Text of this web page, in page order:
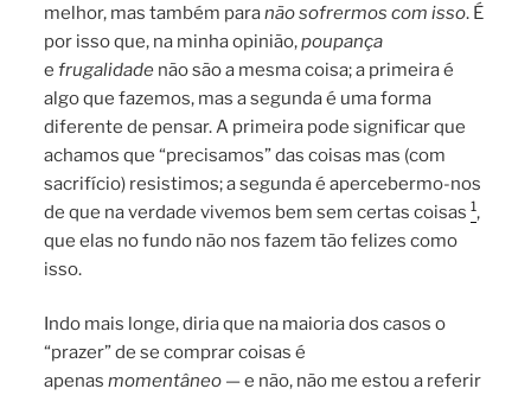
melhor, mas também paranão sofrermos com isso. É
por isso que, na minha opinião,poupança
efrugalidade não são a mesma coisa; a primeira é
algo que fazemos, mas a segunda é uma forma
diferente de pensar. A primeira pode significar que
achamos que “precisamos” das coisas mas (com
sacrifício) resistimos; a segunda é apercebermo-nos
de que na verdade vivemos bem sem certas coisas1,
que elas no fundo não nos fazem tão felizes como
isso.
Indo mais longe, diria que na maioria dos casos o
“prazer” de se comprar coisas é
apenasmomentâneo — e não, não me estou a referir